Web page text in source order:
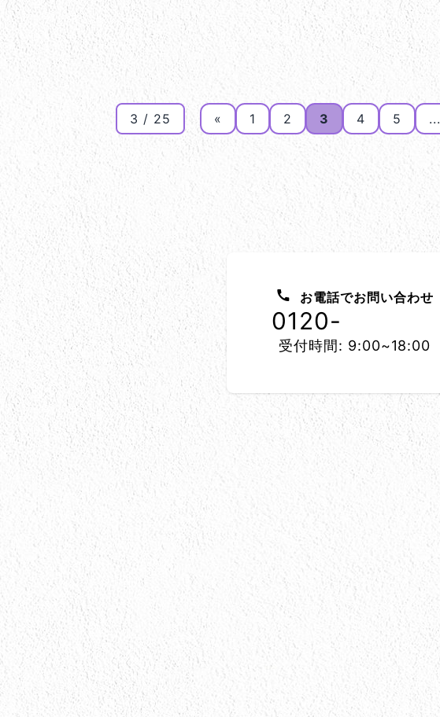
3 / 25 « 1 2 3 4 5 ...
お問い合わせ方法
お電話でお問い合わせ
0120-
受付時間: 9:00~18:00
所在地